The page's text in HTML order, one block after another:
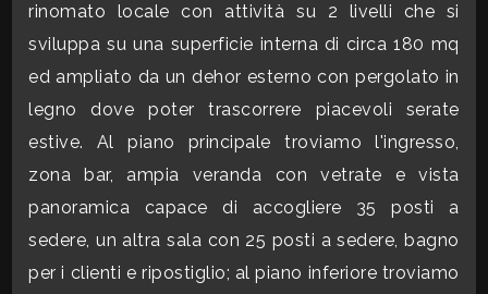
rinomato locale con attività su 2 livelli che si
sviluppa su una superficie interna di circa 180 mq
ed ampliato da un dehor esterno con pergolato in
legno dove poter trascorrere piacevoli serate
estive. Al piano principale troviamo l'ingresso,
zona bar, ampia veranda con vetrate e vista
panoramica capace di accogliere 35 posti a
sedere, un altra sala con 25 posti a sedere, bagno
per i clienti e ripostiglio; al piano inferiore troviamo
Industriali
Terreni
Prezzo